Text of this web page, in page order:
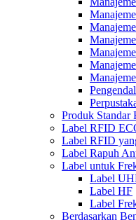
Produk Standar
Label RFID
Label RFID
Label Rapuh
Label untuk
Label
Label HF
Label
Berdasarkan